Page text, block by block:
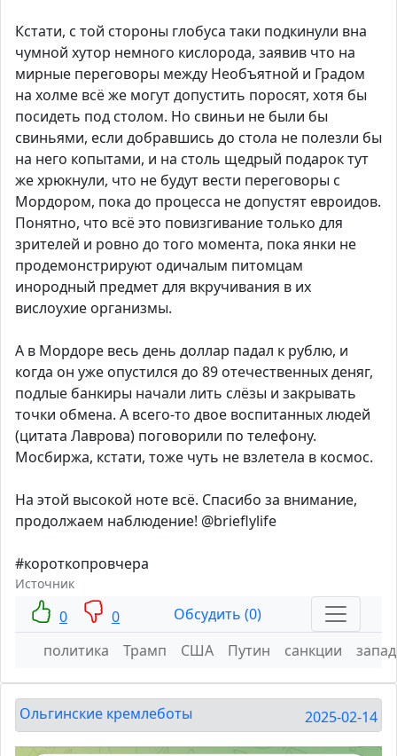
Кстати, с той стороны глобуса таки подкинули вна
чумной хутор немного кислорода, заявив что на
мирные переговоры между Необъятной и Градом
на холме всё же могут допустить поросят, хотя бы
посидеть под столом. Но свиньи не были бы
свиньями, если добравшись до стола не полезли бы
на него копытами, и на столь щедрый подарок тут
же хрюкнули, что не будут вести переговоры с
Мордором, пока до процесса не допустят евроидов.
Понятно, что всё это повизгивание только для
зрителей и ровно до того момента, пока янки не
продемонстрируют одичалым питомцам
инородный предмет для вкручивания в их
вислоухие организмы.
А в Мордоре весь день доллар падал к рублю, и
когда он уже опустился до 89 отечественных деняг,
подлые банкиры начали лить слёзы и закрывать
точки обмена. А всего-то двое воспитанных людей
(цитата Лаврова) поговорили по телефону.
Мосбиржа, кстати, тоже чуть не взлетела в космос.
На этой высокой ноте всё. Спасибо за внимание,
продолжаем наблюдение! @brieflylife
#короткопровчера
Источник
0 0
Обсудить (0)
политика
Трамп США Путин санкции запад
Ольгинские кремлеботы 2025-02-14